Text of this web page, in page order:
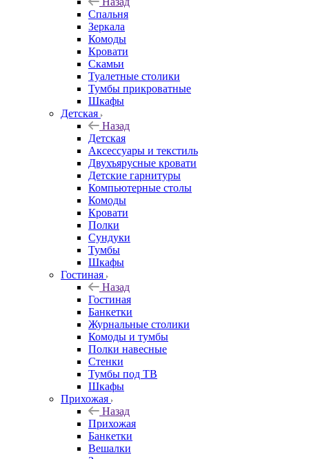
Спальня
Зеркала
Комоды
Кровати
Скамьи
Туалетные столики
Тумбы прикроватные
Шкафы
Детская
Назад
Детская
Аксессуары и текстиль
Двухъярусные кровати
Детские гарнитуры
Компьютерные столы
Комоды
Кровати
Полки
Сундуки
Тумбы
Шкафы
Гостиная
Назад
Гостиная
Банкетки
Журнальные столики
Комоды и тумбы
Полки навесные
Стенки
Тумбы под ТВ
Шкафы
Прихожая
Назад
Прихожая
Банкетки
Вешалки